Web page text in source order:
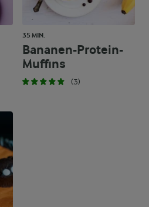
35 MIN.
Bananen-Protein-
Muffins
(3)